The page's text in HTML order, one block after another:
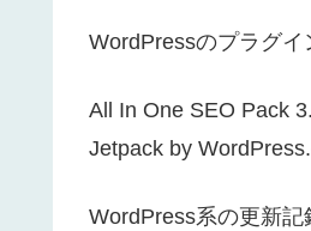
WordPressのプラグイ
All In One SEO Pack
Jetpack by
WordPress系の更新